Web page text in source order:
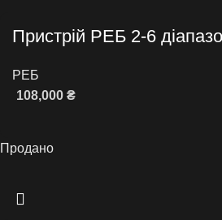
Пристрій РЕБ 2-6
РЕБ
108,000 ₴
Продано